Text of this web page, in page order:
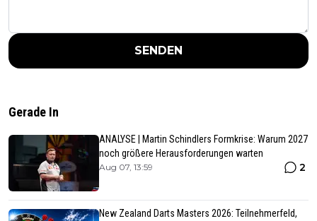
SENDEN
Gerade In
ANALYSE | Martin Schindlers Formkrise: Warum 2027
noch größere Herausforderungen warten
Aug 07, 13:59 2
New Zealand Darts Masters 2026: Teilnehmerfeld,